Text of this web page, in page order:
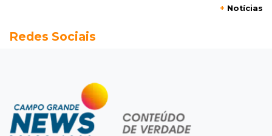
Velório de Luis Pedro Scalise será no Rubens
Operação Lívia
Nova lei pune deepfakes sexuais com crianças
e amplia investigação na internet
+ Notícias
Redes Sociais